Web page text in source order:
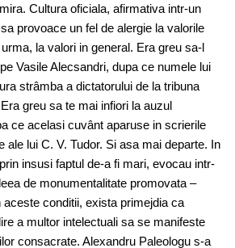
Cultura oficiala, afirmativa intr-un
provoace un fel de alergie la valorile
la valori in general. Era greu sa-l
Vasile Alecsandri, dupa ce numele lui
strâmba a dictatorului de la tribuna
greu sa te mai infiori la auzul
ce acelasi cuvânt aparuse in scrierile
ale lui C. V. Tudor. Si asa mai departe. In
insusi faptul de-a fi mari, evocau intr-
de monumentalitate promovata –
conditii, exista primejdia ca
a multor intelectuali sa se manifeste
consacrate. Alexandru Paleologu s-a